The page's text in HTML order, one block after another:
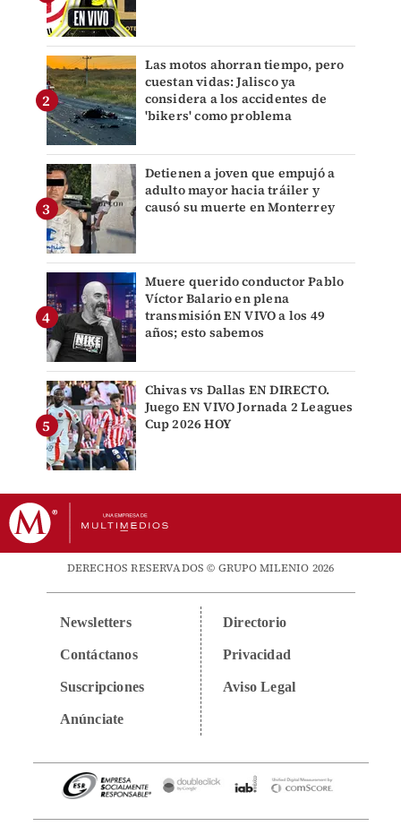
Las motos ahorran tiempo, pero
cuestan vidas: Jalisco ya
considera a los accidentes de
'bikers' como problema
Detienen a joven que empujó a
adulto mayor hacia tráiler y
causó su muerte en Monterrey
Muere querido conductor Pablo
Víctor Balario en plena
transmisión EN VIVO a los 49
años; esto sabemos
Chivas vs Dallas EN DIRECTO.
Juego EN VIVO Jornada 2 Leagues
Cup 2026 HOY
DERECHOS RESERVADOS © GRUPO MILENIO 2026
Newsletters
Contáctanos
Suscripciones
Anúnciate
Directorio
Privacidad
Aviso Legal